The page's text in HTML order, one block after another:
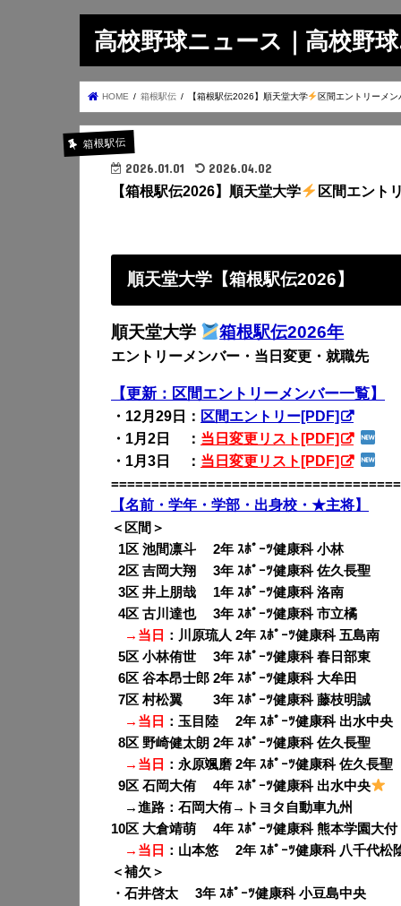
高校野球ニュース｜高校野
HOME 箱根駅伝 【箱根駅伝2026】順天堂大学 区間エントリーメン
箱根駅伝
2026.01.01 2026.04.02
【箱根駅伝2026】順天堂大学 区間エント
順天堂大学【箱根駅伝2026】
順天堂大学 箱根駅伝2026年
エントリーメンバー・当日変更・就職先
【更新：区間エントリーメンバー一覧】
・12月29日： 区間エントリー[PDF]
・1月2日
： 当日変更リスト[PDF]
・1月3日
： 当日変更リスト[PDF]
【名前・学年・学部・出身校・★主将】
＜区間＞
1区 池間凛斗 2年 ｽﾎﾟｰﾂ健康科 小林
2区 吉岡大翔 3年 ｽﾎﾟｰﾂ健康科 佐久長聖
3区 井上朋哉 1年 ｽﾎﾟｰﾂ健康科 洛南
4区 古川達也 3年 ｽﾎﾟｰﾂ健康科 市立橘
→当日 ：川原琉人 2年 ｽﾎﾟｰﾂ健康科 五島南
5区 小林侑世 3年 ｽﾎﾟｰﾂ健康科 春日部東
6区 谷本昂士郎 2年 ｽﾎﾟｰﾂ健康科 大牟田
7区 村松翼 3年 ｽﾎﾟｰﾂ健康科 藤枝明誠
→当日 ：玉目陸 2年 ｽﾎﾟｰﾂ健康科 出水中央
8区 野崎健太朗 2年 ｽﾎﾟｰﾂ健康科 佐久長聖
→当日 ：永原颯磨 2年 ｽﾎﾟｰﾂ健康科 佐久長聖
9区 石岡大侑 4年 ｽﾎﾟｰﾂ健康科 出水中央
→進路：石岡大侑→トヨタ自動車九州
10区 大倉靖萌 4年 ｽﾎﾟｰﾂ健康科 熊本学園大付
→当日 ：山本悠 2年 ｽﾎﾟｰﾂ健康科 八千代松
＜補欠＞
・石井啓太 3年 ｽﾎﾟｰﾂ健康科 小豆島中央